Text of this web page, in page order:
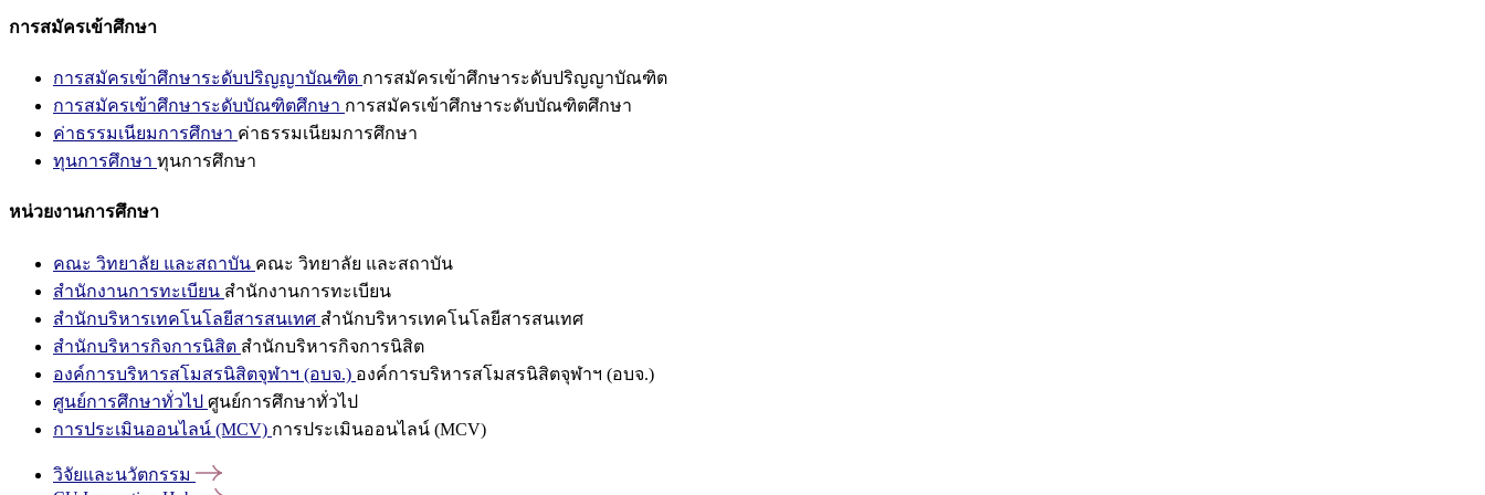
การสมัครเข้าศึกษา
การสมัครเข้าศึกษาระดับปริญญาบัณฑิต การสมัครเข้าศึกษาระดับปริญญาบัณฑิต
การสมัครเข้าศึกษาระดับบัณฑิตศึกษา การสมัครเข้าศึกษาระดับบัณฑิตศึกษา
ค่าธรรมเนียมการศึกษา ค่าธรรมเนียมการศึกษา
ทุนการศึกษา ทุนการศึกษา
หน่วยงานการศึกษา
คณะ วิทยาลัย และสถาบัน คณะ วิทยาลัย และสถาบัน
สำนักงานการทะเบียน สำนักงานการทะเบียน
สำนักบริหารเทคโนโลยีสารสนเทศ สำนักบริหารเทคโนโลยีสารสนเทศ
สำนักบริหารกิจการนิสิต สำนักบริหารกิจการนิสิต
องค์การบริหารสโมสรนิสิตจุฬาฯ (อบจ.) องค์การบริหารสโมสรนิสิตจุฬาฯ (อบจ.)
ศูนย์การศึกษาทั่วไป ศูนย์การศึกษาทั่วไป
การประเมินออนไลน์ (MCV) การประเมินออนไลน์ (MCV)
วิจัยและนวัตกรรม